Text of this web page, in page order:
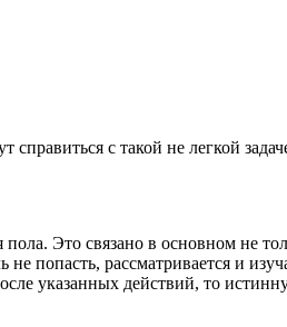
справиться с такой не легкой
Это связано в основном не
попасть, рассматривается и
указанных действий, то